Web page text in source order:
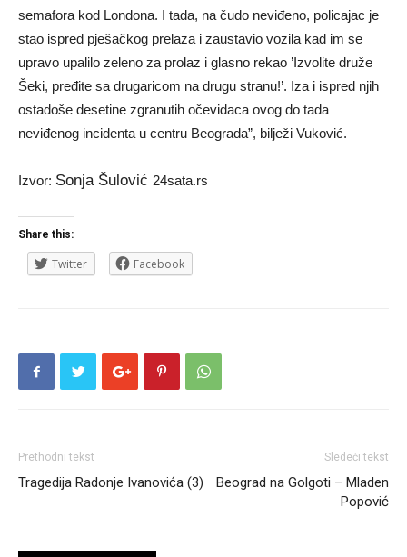
semafora kod Londona. I tada, na čudo neviđeno, policajac je
stao ispred pješačkog prelaza i zaustavio vozila kad im se
upravo upalilo zeleno za prolaz i glasno rekao ’Izvolite druže
Šeki, pređite sa drugaricom na drugu stranu!’. Iza i ispred njih
ostadoše desetine zgranutih očevidaca ovog do tada
neviđenog incidenta u centru Beograda”, bilježi Vuković.
Izvor: Sonja Šulović 24sata.rs
Share this:
Twitter Facebook
Prethodni tekst
Tragedija Radonje Ivanovića (3)
Sledeći tekst
Beograd na Golgoti – Mladen
Popović